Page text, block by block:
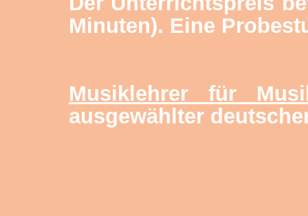
Minuten). Eine
Musiklehrer für
ausgewählter